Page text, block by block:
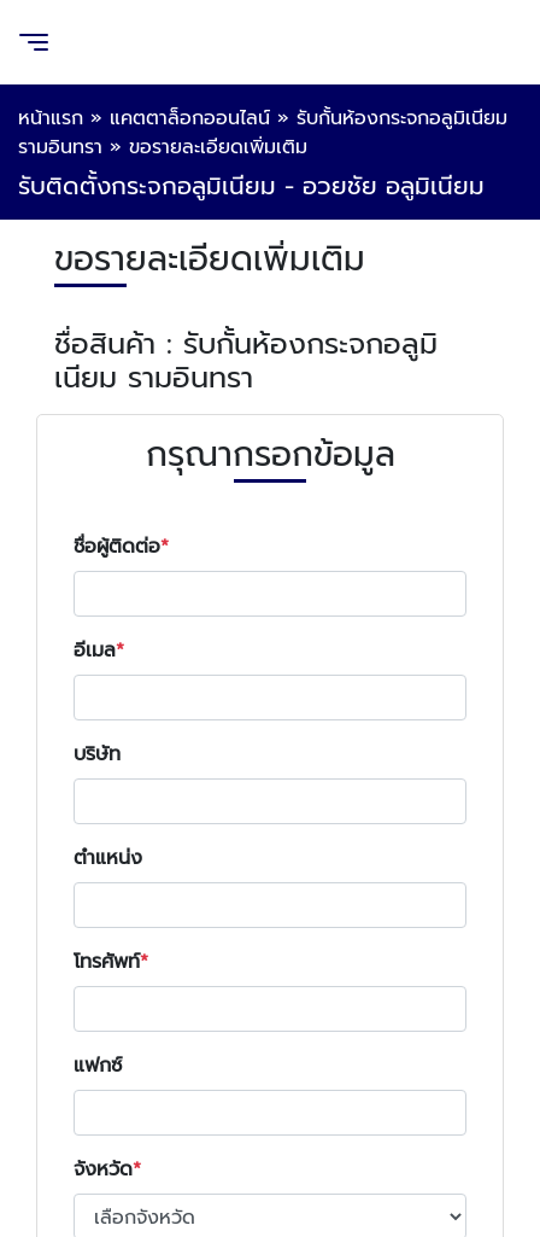
หน้าแรก » แคตตาล็อกออนไลน์ » รับกั้นห้องกระจกอลูมิเนียม
รามอินทรา » ขอรายละเอียดเพิ่มเติม
รับติดตั้งกระจกอลูมิเนียม - อวยชัย อลูมิเนียม
ขอรายละเอียดเพิ่มเติม
ชื่อสินค้า : รับกั้นห้องกระจกอลูมิ
เนียม รามอินทรา
กรุณากรอกข้อมูล
ชื่อผู้ติดต่อ
อีเมล
บริษัท
ตำแหน่ง
โทรศัพท์
แฟกซ์
จังหวัด